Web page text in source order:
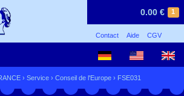
1
0.00 €
Contact Aide CGV
› Service › Conseil de l'Europe › FSE031